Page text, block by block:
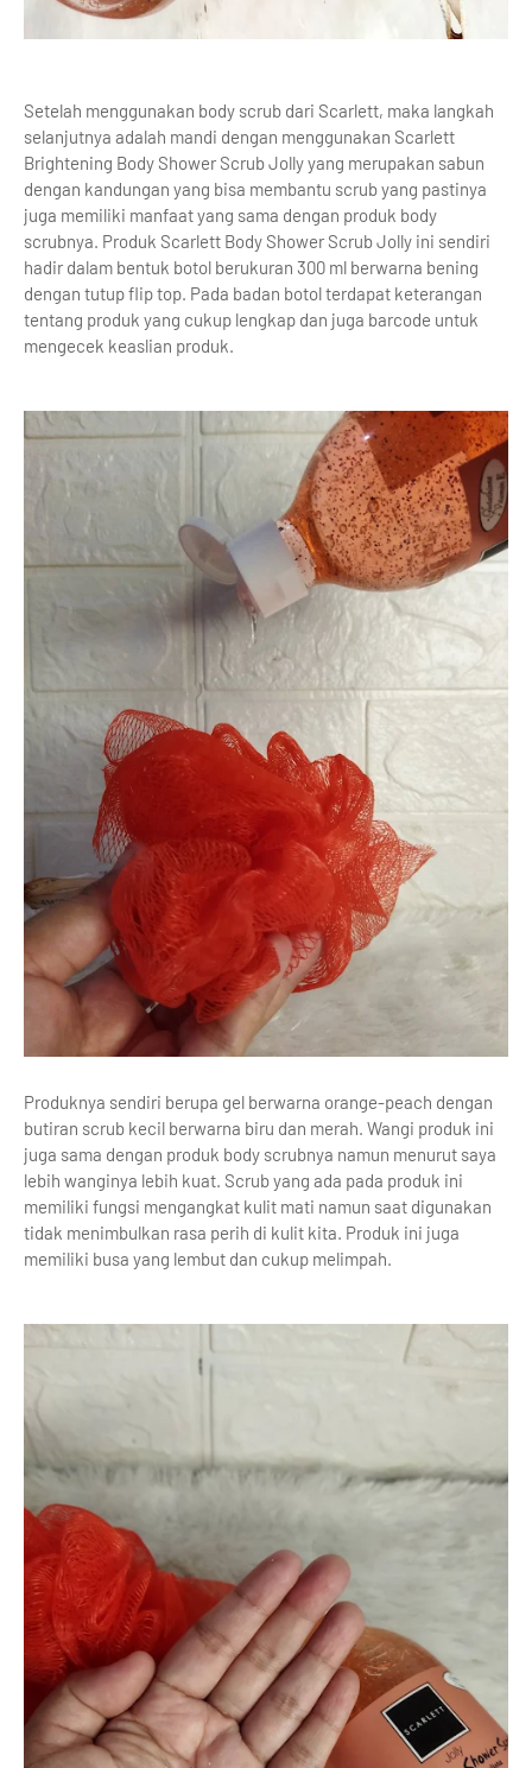
Setelah menggunakan body scrub dari Scarlett, maka langkah
selanjutnya adalah mandi dengan menggunakan Scarlett
Brightening Body Shower Scrub Jolly yang merupakan sabun
dengan kandungan yang bisa membantu scrub yang pastinya
juga memiliki manfaat yang sama dengan produk body
scrubnya. Produk Scarlett Body Shower Scrub Jolly ini sendiri
hadir dalam bentuk botol berukuran 300 ml berwarna bening
dengan tutup flip top. Pada badan botol terdapat keterangan
tentang produk yang cukup lengkap dan juga barcode untuk
mengecek keaslian produk.
Produknya sendiri berupa gel berwarna orange-peach dengan
butiran scrub kecil berwarna biru dan merah. Wangi produk ini
juga sama dengan produk body scrubnya namun menurut saya
lebih wanginya lebih kuat. Scrub yang ada pada produk ini
memiliki fungsi mengangkat kulit mati namun saat digunakan
tidak menimbulkan rasa perih di kulit kita. Produk ini juga
memiliki busa yang lembut dan cukup melimpah.